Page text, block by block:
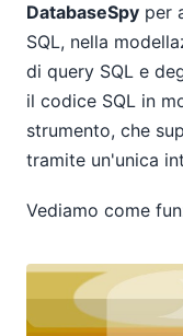
DatabaseSpy per
SQL, nella
di query SQL e
il codice SQL in
strumento, che
tramite un'unica
Vediamo come